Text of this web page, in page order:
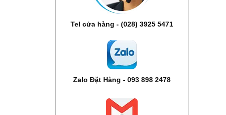
Tel cửa hàng - (028) 3925 5471
Zalo Đặt Hàng - 093 898 2478